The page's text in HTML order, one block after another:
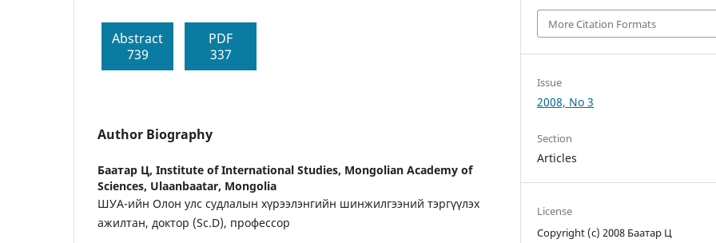
Abstract
739
PDF
337
Author Biography
Баатар Ц, Institute of International Studies, Mongolian Academy of
Sciences, Ulaanbaatar, Mongolia
ШУА-ийн Олон улс судлалын хүрээлэнгийн шинжилгээний тэргүүлэх
ажилтан, доктор (Sc.D), профессор
More Citation Formats
Issue
2008, No 3
Section
Articles
License
Copyright (c) 2008 Баатар Ц